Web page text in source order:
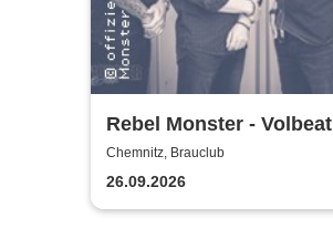
Rebel Monster - Volbeat
Tribute
Chemnitz, Brauclub
26.09.2026